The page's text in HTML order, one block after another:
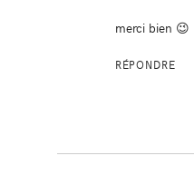
merci bien 😉
RÉPONDRE